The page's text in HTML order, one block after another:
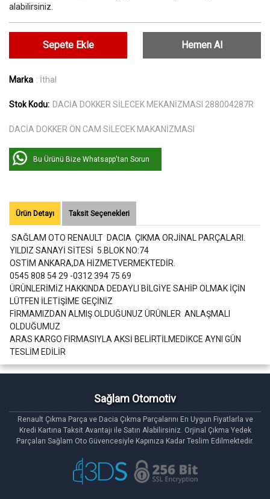
alabilirsiniz.
Sepete Ekle Hemen Al
Marka : İthal
Stok Kodu: DACİA DOKKER SİLECEK MEKANİZMASI 288004287R
DACİA DOKKER ÖN CAM SİLECEK MAKANİZMASI
Bu Ürünü Bize Whatsapp'tan Sorun
Ürün Detayı Taksit Seçenekleri
SAĞLAM OTO RENAULT DACIA ÇIKMA ORJİNAL PARÇALARI.
YILDIZ SANAYİ SİTESİ 5.BLOK NO:74
OSTİM ANKARA,DA HİZMETVERMEKTEDİR.
0545 808 54 29 -0312 394 75 69
ÜRÜNLERİMİZ HAKKINDA DEDAYLI BİLGİYE SAHİP OLMAK İÇİN
LÜTFEN İLETİŞİME GEÇİNİZ
FİRMAMIZDAN ALMIŞ OLDUĞUNUZ ÜRÜNLER ANLAŞMALI
OLDUĞUMUZ
ARAS KARGO FİRMASIYLA AKSİ BELİRTİLMEDİKCE AYNI GÜN
TESLİM EDİLİR
Sağlam Otomotiv
Renault Çıkma Parça ve Dacia Çıkma Parçalarını En Uygun Fiyatlarla ve
Kredi Kartına Taksit Avantajı ile Satın Alabilirsiniz. Orjinal Çıkma Yedek
Parçaları Sağlam Oto Güvencesiyle Kapınıza Kadar Teslim Edilmektedir.